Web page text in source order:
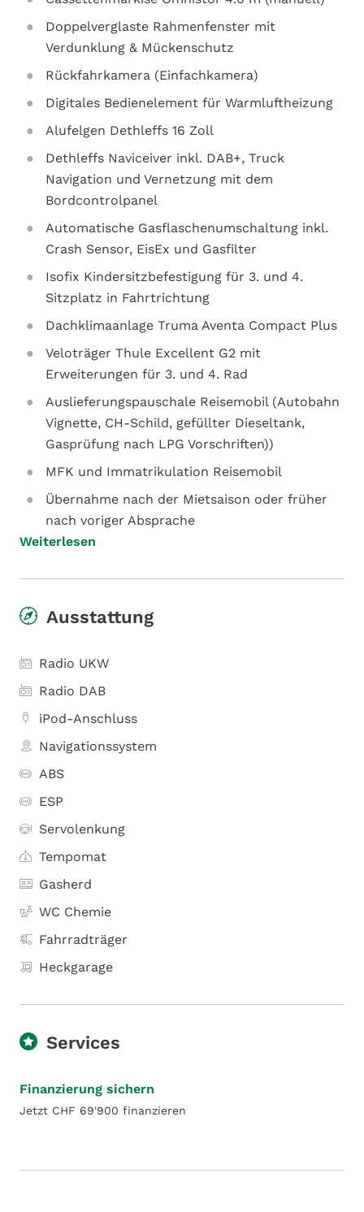
Doppelverglaste Rahmenfenster mit
Verdunklung & Mückenschutz
Rückfahrkamera (Einfachkamera)
Digitales Bedienelement für Warmluftheizung
Alufelgen Dethleffs 16 Zoll
Dethleffs Naviceiver inkl. DAB+, Truck
Navigation und Vernetzung mit dem
Bordcontrolpanel
Automatische Gasflaschenumschaltung inkl.
Crash Sensor, EisEx und Gasfilter
Isofix Kindersitzbefestigung für 3. und 4.
Sitzplatz in Fahrtrichtung
Dachklimaanlage Truma Aventa Compact Plus
Veloträger Thule Excellent G2 mit
Erweiterungen für 3. und 4. Rad
Auslieferungspauschale Reisemobil (Autobahn
Vignette, CH-Schild, gefüllter Dieseltank,
Gasprüfung nach LPG Vorschriften))
MFK und Immatrikulation Reisemobil
Übernahme nach der Mietsaison oder früher
nach voriger Absprache
Weiterlesen
Ausstattung
Radio UKW
Radio DAB
iPod-Anschluss
Navigationssystem
ABS
ESP
Servolenkung
Tempomat
Gasherd
WC Chemie
Fahrradträger
Heckgarage
Services
Finanzierung sichern
Jetzt CHF 69'900 finanzieren